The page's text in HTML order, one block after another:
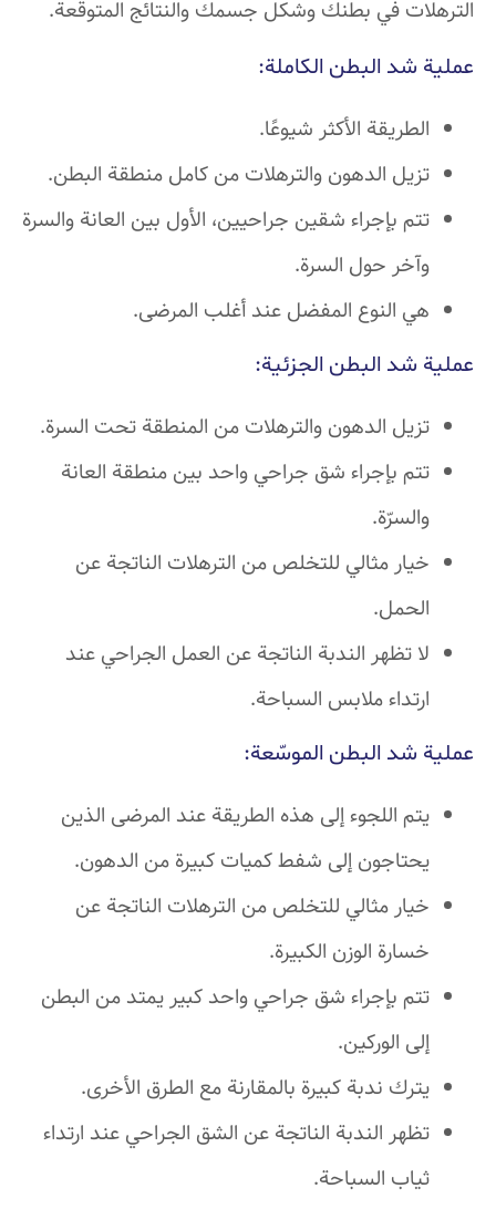
الترهلات في بطنك وشكل جسمك والنتائج المتوقعة.
عملية شد البطن الكاملة:
الطريقة الأكثر شيوعًا.
تزيل الدهون والترهلات من كامل منطقة البطن.
تتم بإجراء شقين جراحيين، الأول بين العانة والسرة
وآخر حول السرة.
هي النوع المفضل عند أغلب المرضى.
عملية شد البطن الجزئية:
تزيل الدهون والترهلات من المنطقة تحت السرة.
تتم بإجراء شق جراحي واحد بين منطقة العانة
والسرّة.
خيار مثالي للتخلص من الترهلات الناتجة عن
الحمل.
لا تظهر الندبة الناتجة عن العمل الجراحي عند
ارتداء ملابس السباحة.
عملية شد البطن الموسّعة:
يتم اللجوء إلى هذه الطريقة عند المرضى الذين
يحتاجون إلى شفط كميات كبيرة من الدهون.
خيار مثالي للتخلص من الترهلات الناتجة عن
خسارة الوزن الكبيرة.
تتم بإجراء شق جراحي واحد كبير يمتد من البطن
إلى الوركين.
يترك ندبة كبيرة بالمقارنة مع الطرق الأخرى.
تظهر الندبة الناتجة عن الشق الجراحي عند ارتداء
ثياب السباحة.